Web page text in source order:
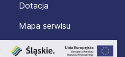
Dotacja
Mapa serwisu